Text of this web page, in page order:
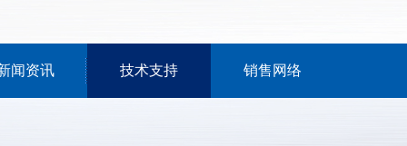
闻资讯 技术支持 销售网络